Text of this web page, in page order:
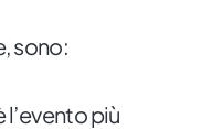
sono:
l’evento più